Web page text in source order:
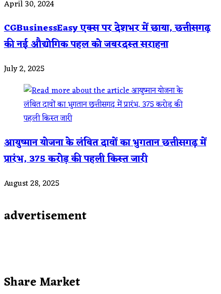
April 30, 2024
CGBusinessEasy एक्स पर देशभर में छाया, छत्तीसगढ़
की नई औद्योगिक पहल को जबरदस्त सराहना
July 2, 2025
आयुष्मान योजना के लंबित दावों का भुगतान छत्तीसगढ़ में
प्रारंभ, 375 करोड़ की पहली किस्त जारी
August 28, 2025
advertisement
Share Market